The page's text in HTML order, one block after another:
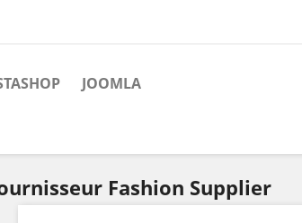
JOOMLA
Fashion Supplier